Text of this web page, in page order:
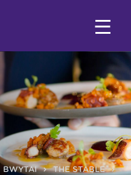
BWYTAI THE STABLE